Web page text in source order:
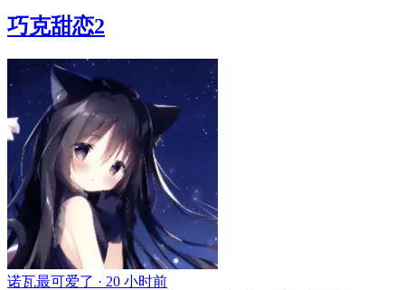
巧克甜恋2
诺瓦最可爱了 · 20 小时前